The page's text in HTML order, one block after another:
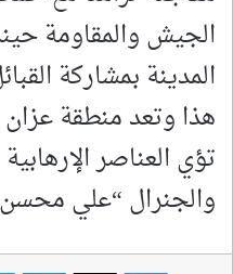
الجيش والمقاومة
المدينة بمشاركة
هذا وتعد منطقة
تؤي العناصر
والجنرال “علي محسن